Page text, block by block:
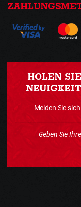
HOLEN
Melden Sie